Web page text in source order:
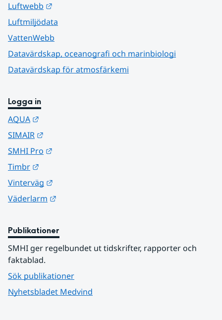
Luftwebb
Luftmiljödata
VattenWebb
Datavärdskap, oceanografi och marinbiologi
Datavärdskap för atmosfärkemi
Logga in
AQUA
SIMAIR
SMHI Pro
Timbr
Vinterväg
Väderlarm
Publikationer
SMHI ger regelbundet ut tidskrifter, rapporter och
faktablad.
Sök publikationer
Nyhetsbladet Medvind